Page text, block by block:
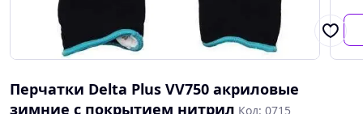
Перчатки Delta Plus VV750 акриловые
зимние с покрытием нитрил Код: 0715